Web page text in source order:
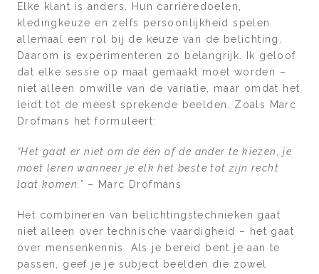
Elke klant is anders. Hun carrièredoelen,
kledingkeuze en zelfs persoonlijkheid spelen
allemaal een rol bij de keuze van de belichting.
Daarom is experimenteren zo belangrijk. Ik geloof
dat elke sessie op maat gemaakt moet worden –
niet alleen omwille van de variatie, maar omdat het
leidt tot de meest sprekende beelden. Zoals Marc
Drofmans het formuleert:
“Het gaat er niet om de één of de ander te kiezen, je
moet leren wanneer je elk het beste tot zijn recht
laat komen.” – Marc Drofmans
Het combineren van belichtingstechnieken gaat
niet alleen over technische vaardigheid – het gaat
over mensenkennis. Als je bereid bent je aan te
passen, geef je je subject beelden die zowel